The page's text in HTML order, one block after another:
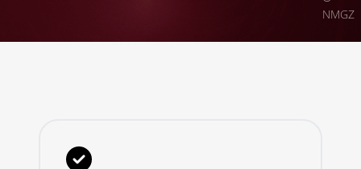
NMGZ